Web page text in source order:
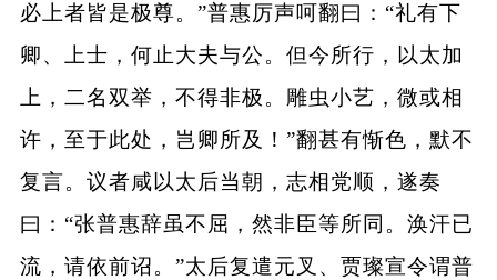
必上者皆是极尊。”普惠厉声呵翻曰：“礼有下
卿、上士，何止大夫与公。但今所行，以太加
上，二名双举，不得非极。雕虫小艺，微或相
许，至于此处，岂卿所及！”翻甚有惭色，默不
复言。议者咸以太后当朝，志相党顺，遂奏
曰：“张普惠辞虽不屈，然非臣等所同。涣汗已
流，请依前诏。”太后复遣元叉、贾璨宣令谓普